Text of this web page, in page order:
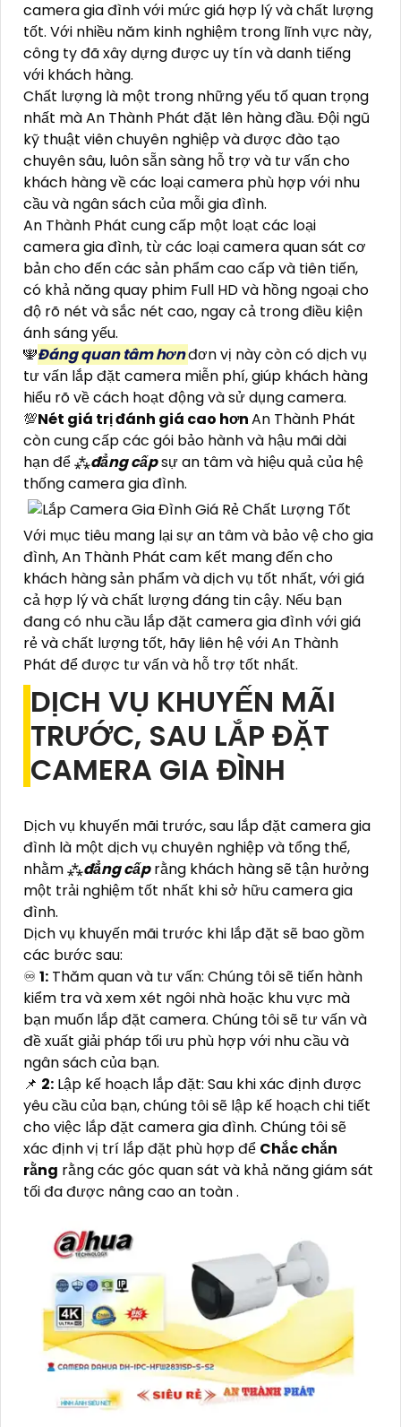
camera gia đình với mức giá hợp lý và chất lượng
tốt. Với nhiều năm kinh nghiệm trong lĩnh vực này,
công ty đã xây dựng được uy tín và danh tiếng
với khách hàng.
Chất lượng là một trong những yếu tố quan trọng
nhất mà An Thành Phát đặt lên hàng đầu. Đội ngũ
kỹ thuật viên chuyên nghiệp và được đào tạo
chuyên sâu, luôn sẵn sàng hỗ trợ và tư vấn cho
khách hàng về các loại camera phù hợp với nhu
cầu và ngân sách của mỗi gia đình.
An Thành Phát cung cấp một loạt các loại
camera gia đình, từ các loại camera quan sát cơ
bản cho đến các sản phẩm cao cấp và tiên tiến,
có khả năng quay phim Full HD và hồng ngoại cho
độ rõ nét và sắc nét cao, ngay cả trong điều kiện
ánh sáng yếu.
🕎Đáng quan tâm hơnđơn vị này còn có dịch vụ
tư vấn lắp đặt camera miễn phí, giúp khách hàng
hiểu rõ về cách hoạt động và sử dụng camera.
💯Nét giá trị đánh giá cao hơnAn Thành Phát
còn cung cấp các gói bảo hành và hậu mãi dài
hạn để ⁂đẳng cấpsự an tâm và hiệu quả của hệ
thống camera gia đình.
Với mục tiêu mang lại sự an tâm và bảo vệ cho gia
đình, An Thành Phát cam kết mang đến cho
khách hàng sản phẩm và dịch vụ tốt nhất, với giá
cả hợp lý và chất lượng đáng tin cậy. Nếu bạn
đang có nhu cầu lắp đặt camera gia đình với giá
rẻ và chất lượng tốt, hãy liên hệ với An Thành
Phát để được tư vấn và hỗ trợ tốt nhất.
DỊCH VỤ KHUYẾN MÃI
TRƯỚC, SAU LẮP ĐẶT
CAMERA GIA ĐÌNH
Dịch vụ khuyến mãi trước, sau lắp đặt camera gia
đình là một dịch vụ chuyên nghiệp và tổng thể,
nhằm ⁂đẳng cấprằng khách hàng sẽ tận hưởng
một trải nghiệm tốt nhất khi sở hữu camera gia
đình.
Dịch vụ khuyến mãi trước khi lắp đặt sẽ bao gồm
các bước sau:
♾ 1: Thăm quan và tư vấn: Chúng tôi sẽ tiến hành
kiểm tra và xem xét ngôi nhà hoặc khu vực mà
bạn muốn lắp đặt camera. Chúng tôi sẽ tư vấn và
đề xuất giải pháp tối ưu phù hợp với nhu cầu và
ngân sách của bạn.
📌 2: Lập kế hoạch lắp đặt: Sau khi xác định được
yêu cầu của bạn, chúng tôi sẽ lập kế hoạch chi tiết
cho việc lắp đặt camera gia đình. Chúng tôi sẽ
xác định vị trí lắp đặt phù hợp để Chắc chắn
rằng rằng các góc quan sát và khả năng giám sát
tối đa được nâng cao an toàn .